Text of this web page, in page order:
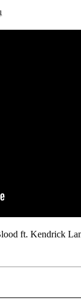
ft. Kendrick